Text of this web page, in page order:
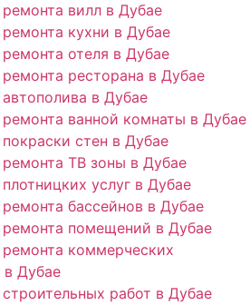
вилл в Дубае
кухни в Дубае
отеля в Дубае
ресторана в Дубае
в Дубае
ванной комнаты в Дубае
стен в Дубае
ТВ зоны в Дубае
услуг в Дубае
бассейнов в Дубае
помещений в Дубае
коммерческих
Дубае
работ в Дубае